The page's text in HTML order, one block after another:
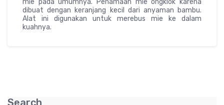
mie pada umumnya. Penamaan mie ongklok karena
dibuat dengan keranjang kecil dari anyaman bambu.
Alat ini digunakan untuk merebus mie ke dalam
kuahnya.